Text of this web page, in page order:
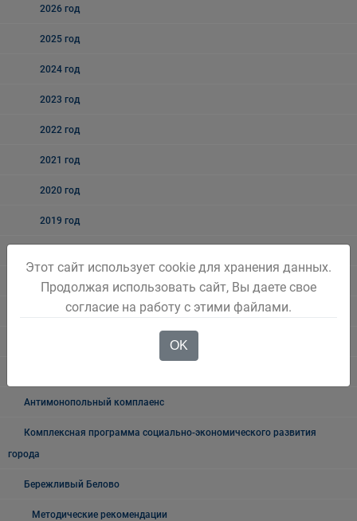
2026 год
2025 год
2024 год
2023 год
2022 год
2021 год
2020 год
2019 год
2017 год
2016 год
Антимонопольный комплаенс
Комплексная программа социально-экономического развития
города
Бережливый Белово
Методические рекомендации
Этот сайт использует cookie для хранения данных.
Продолжая использовать сайт, Вы даете свое
согласие на работу с этими файлами.
OK